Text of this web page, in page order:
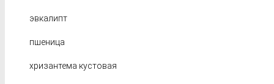
эвкалипт
пшеница
хризантема кустовая